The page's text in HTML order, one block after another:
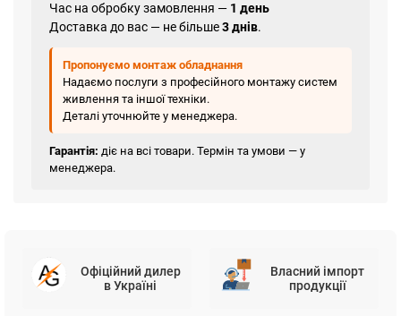
Час на обробку замовлення — 1 день
Доставка до вас — не більше3 днів.
Пропонуємо монтаж обладнання
Надаємо послуги з професійного монтажу систем
живлення та іншої техніки.
Деталі уточнюйте у менеджера.
Гарантія: діє на всі товари. Термін та умови — у
менеджера.
Офіційний дилер
в Україні
Власний імпорт
продукції